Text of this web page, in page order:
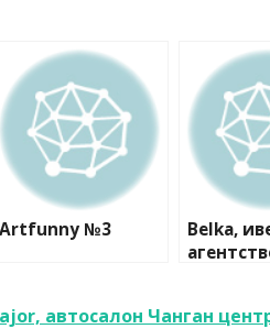
Artfunny №3
Belka,
автосалон Чанган